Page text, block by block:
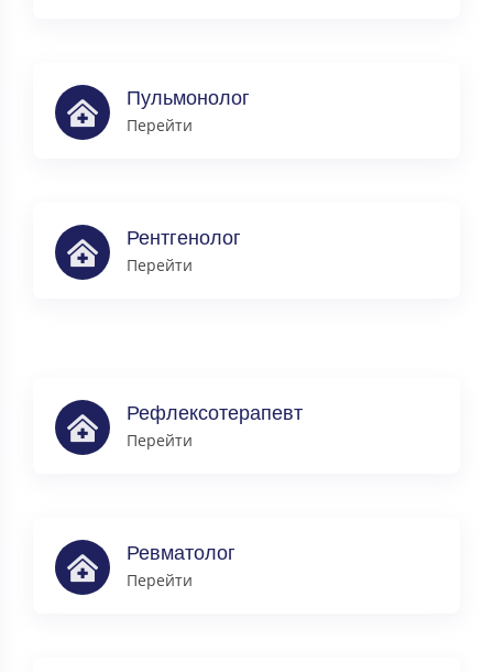
Пульмонолог
Перейти
Рентгенолог
Перейти
Рефлексотерапевт
Перейти
Ревматолог
Перейти